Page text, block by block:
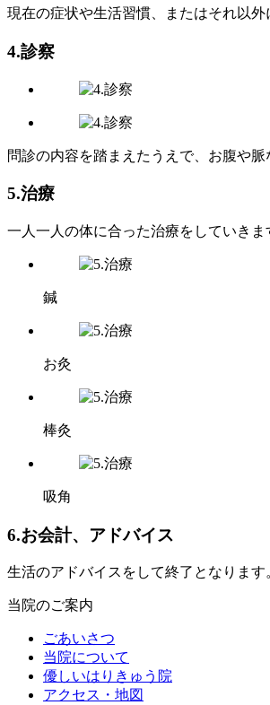
現在の症状や生活習慣、またはそれ以外
4.診察
問診の内容を踏まえたうえで、お腹や
5.治療
一人一人の体に合った治療をしていきま
鍼
お灸
棒灸
吸角
6.お会計、アドバイス
生活のアドバイスをして終了となります
当院のご案内
ごあいさつ
当院について
優しいはりきゅう院
アクセス・地図